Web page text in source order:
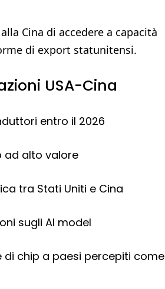
Cina di accedere a capacità
di export statunitensi.
USA-Cina
entro il 2026
ad alto valore
tra Stati Uniti e Cina
sugli AI model
di chip a paesi percepiti come